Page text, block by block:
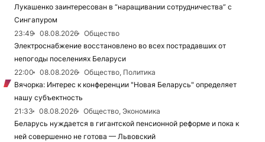
Лукашенко заинтересован в “наращивании сотрудничества” с
Сингапуром
23:49
08.08.2026
Общество
Электроснабжение восстановлено во всех пострадавших от
непогоды поселениях Беларуси
22:00
08.08.2026
Общество, Политика
Вячорка: Интерес к конференции "Новая Беларусь" определяет
нашу субъектность
21:33
08.08.2026
Общество, Экономика
Беларусь нуждается в гигантской пенсионной реформе и пока к
ней совершенно не готова — Львовский